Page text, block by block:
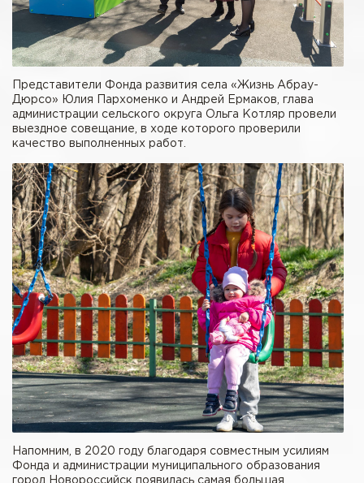
Представители Фонда развития села «Жизнь Абрау-
Дюрсо» Юлия Пархоменко и Андрей Ермаков, глава
администрации сельского округа Ольга Котляр провели
выездное совещание, в ходе которого проверили
качество выполненных работ.
Напомним, в 2020 году благодаря совместным усилиям
Фонда и администрации муниципального образования
город Новороссийск появилась самая большая